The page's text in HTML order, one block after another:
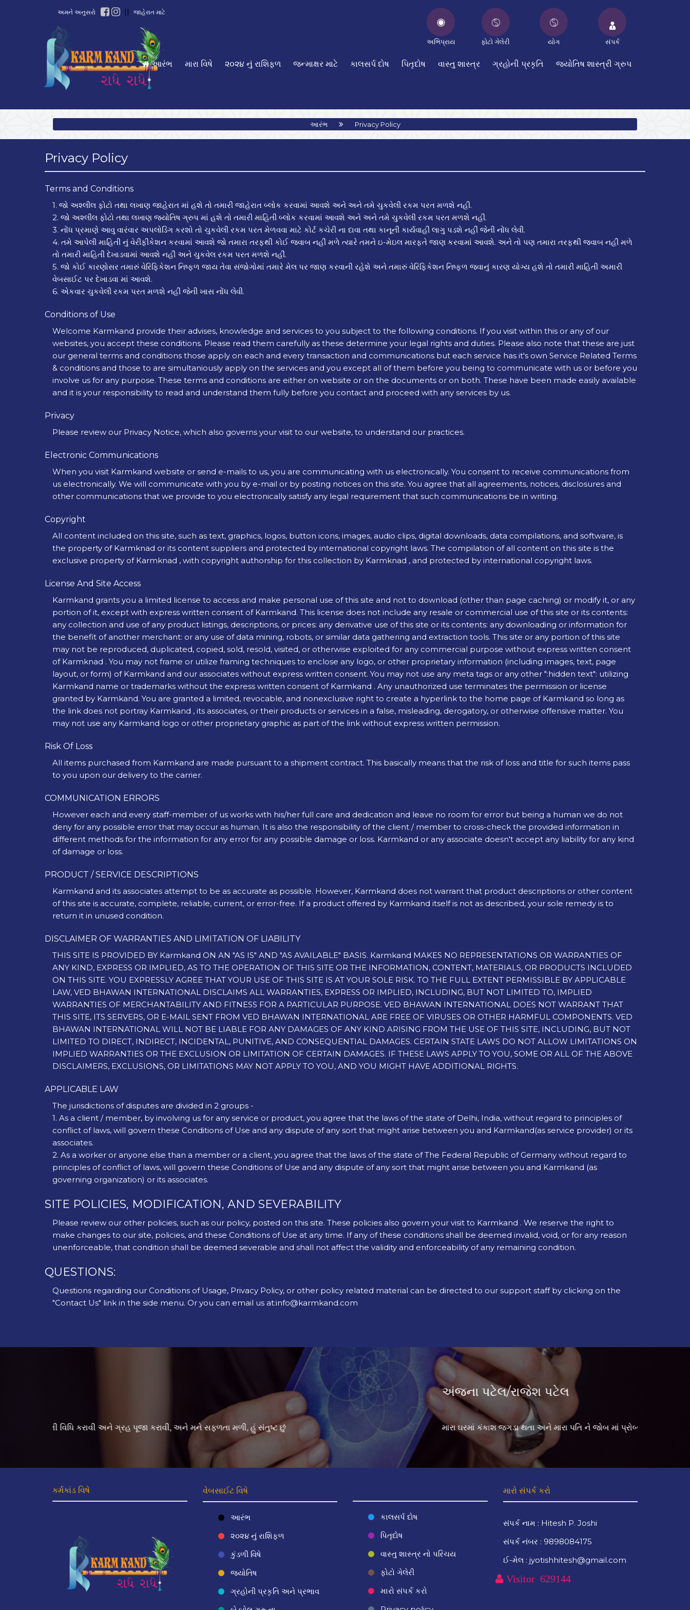
અમને અનુસરો || જાહેરાત માટે
અભિપ્રાય ફોટો ગેલેરી યોગ સંપર્ક
આરંભ મારા વિષે ૨૦૨૪ નું રાશિફળ જન્માક્ષર માટે કાલસર્પ દોષ પિતૃદોષ વાસ્તુ શાસ્ત્ર ગ્રહોની પ્રકૃતિ જયોતિષ શાસ્ત્રી ગ્રુપ
આરંભ Privacy Policy
Privacy Policy
Terms and Conditions
1. જો અશ્લીલ ફોટો તથા લખાણ જાહેરાત માં હશે તો તમારી જાહેરાત બ્લોક કરવામાં આવશે અને અને તમે ચુકવેલી રકમ પરત મળશે નહી.
2. જો અશ્લીલ ફોટો તથા લખાણ જયોતિષ ગ્રુપ માં હશે તો તમારી માહિતી બ્લોક કરવામાં આવશે અને અને તમે ચુકવેલી રકમ પરત મળશે નહી.
3. નોંધ પ્રમાણે આવુ વારંવાર અપલોડિંગ કરશો તો ચુકવેલી રકમ પરત મેળવવા માટે કોર્ટ કચેરી ના દાવા તથા કાનૂની કાર્યવાહી લાગુ પડશે નહીં જેની નોંધ લેવી.
4. તમે આપેલી માહિતી નું વેરીફીકેશન કરવામાં આવશે જો તમારા તરફથી કોઈ જવાબ નહીં મળે ત્યારે તમને ઇ-મેઇલ મારફતે જાણ કરવામાં આવશે. અને તો પણ તમારા તરફથી જવાબ નહીં મળે
તો તમારી માહિતી દેખાડવામાં આવશે નહીં અને ચુકવેલ રકમ પરત મળશે નહીં.
5. જો કોઈ કારણોસર તમારું વેરિફિકેશન નિષ્ફળ જાય તેવા સંજોગોમાં તમારે મેલ પર જાણ કરવાની રહેશે અને તમારું વેરિફિકેશન નિષ્ફળ જવાનું કારણ યોગ્ય હશે તો તમારી માહિતી અમારી
વેબસાઈટ પર દેખાડવા માં આવશે.
6. એકવાર ચુકવેલી રકમ પરત મળશે નહીં જેની ખાસ નોંધ લેવી.
Conditions of Use
Welcome Karmkand provide their advises, knowledge and services to you subject to the following conditions. If you visit within this or any of our
websites, you accept these conditions. Please read them carefully as these determine your legal rights and duties. Please also note that these are just
our general terms and conditions those apply on each and every transaction and communications but each service has it's own Service Related Terms
& conditions and those to are simultaniously apply on the services and you except all of them before you being to communicate with us or before you
involve us for any purpose. These terms and conditions are either on website or on the documents or on both. These have been made easily available
and it is your responsibility to read and understand them fully before you contact and proceed with any services by us.
Privacy
Please review our Privacy Notice, which also governs your visit to our website, to understand our practices.
Electronic Communications
When you visit Karmkand website or send e-mails to us, you are communicating with us electronically. You consent to receive communications from
us electronically. We will communicate with you by e-mail or by posting notices on this site. You agree that all agreements, notices, disclosures and
other communications that we provide to you electronically satisfy any legal requirement that such communications be in writing.
Copyright
All content included on this site, such as text, graphics, logos, button icons, images, audio clips, digital downloads, data compilations, and software, is
the property of Karmknad or its content suppliers and protected by international copyright laws. The compilation of all content on this site is the
exclusive property of Karmknad , with copyright authorship for this collection by Karmknad , and protected by international copyright laws.
License And Site Access
Karmkand grants you a limited license to access and make personal use of this site and not to download (other than page caching) or modify it, or any
portion of it, except with express written consent of Karmkand. This license does not include any resale or commercial use of this site or its contents:
any collection and use of any product listings, descriptions, or prices: any derivative use of this site or its contents: any downloading or information for
the benefit of another merchant: or any use of data mining, robots, or similar data gathering and extraction tools. This site or any portion of this site
may not be reproduced, duplicated, copied, sold, resold, visited, or otherwise exploited for any commercial purpose without express written consent
of Karmknad . You may not frame or utilize framing techniques to enclose any logo, or other proprietary information (including images, text, page
layout, or form) of Karmkand and our associates without express written consent. You may not use any meta tags or any other ":hidden text": utilizing
Karmkand name or trademarks without the express written consent of Karmkand . Any unauthorized use terminates the permission or license
granted by Karmkand. You are granted a limited, revocable, and nonexclusive right to create a hyperlink to the home page of Karmkand so long as
the link does not portray Karmkand , its associates, or their products or services in a false, misleading, derogatory, or otherwise offensive matter. You
may not use any Karmkand logo or other proprietary graphic as part of the link without express written permission.
Risk Of Loss
All items purchased from Karmkand are made pursuant to a shipment contract. This basically means that the risk of loss and title for such items pass
to you upon our delivery to the carrier.
COMMUNICATION ERRORS
However each and every staff-member of us works with his/her full care and dedication and leave no room for error but being a human we do not
deny for any possible error that may occur as human. It is also the responsibility of the client / member to cross-check the provided information in
different methods for the information for any error for any possible damage or loss. Karmkand or any associate doesn't accept any liability for any kind
of damage or loss.
PRODUCT / SERVICE DESCRIPTIONS
Karmkand and its associates attempt to be as accurate as possible. However, Karmkand does not warrant that product descriptions or other content
of this site is accurate, complete, reliable, current, or error-free. If a product offered by Karmkand itself is not as described, your sole remedy is to
return it in unused condition.
DISCLAIMER OF WARRANTIES AND LIMITATION OF LIABILITY
THIS SITE IS PROVIDED BY Karmkand ON AN "AS IS" AND "AS AVAILABLE" BASIS. Karmkand MAKES NO REPRESENTATIONS OR WARRANTIES OF
ANY KIND, EXPRESS OR IMPLIED, AS TO THE OPERATION OF THIS SITE OR THE INFORMATION, CONTENT, MATERIALS, OR PRODUCTS INCLUDED
ON THIS SITE. YOU EXPRESSLY AGREE THAT YOUR USE OF THIS SITE IS AT YOUR SOLE RISK. TO THE FULL EXTENT PERMISSIBLE BY APPLICABLE
LAW, VED BHAWAN INTERNATIONAL DISCLAIMS ALL WARRANTIES, EXPRESS OR IMPLIED, INCLUDING, BUT NOT LIMITED TO, IMPLIED
WARRANTIES OF MERCHANTABILITY AND FITNESS FOR A PARTICULAR PURPOSE. VED BHAWAN INTERNATIONAL DOES NOT WARRANT THAT
THIS SITE, ITS SERVERS, OR E-MAIL SENT FROM VED BHAWAN INTERNATIONAL ARE FREE OF VIRUSES OR OTHER HARMFUL COMPONENTS. VED
BHAWAN INTERNATIONAL WILL NOT BE LIABLE FOR ANY DAMAGES OF ANY KIND ARISING FROM THE USE OF THIS SITE, INCLUDING, BUT NOT
LIMITED TO DIRECT, INDIRECT, INCIDENTAL, PUNITIVE, AND CONSEQUENTIAL DAMAGES. CERTAIN STATE LAWS DO NOT ALLOW LIMITATIONS ON
IMPLIED WARRANTIES OR THE EXCLUSION OR LIMITATION OF CERTAIN DAMAGES. IF THESE LAWS APPLY TO YOU, SOME OR ALL OF THE ABOVE
DISCLAIMERS, EXCLUSIONS, OR LIMITATIONS MAY NOT APPLY TO YOU, AND YOU MIGHT HAVE ADDITIONAL RIGHTS.
APPLICABLE LAW
The jurisdictions of disputes are divided in 2 groups -
1. As a client / member, by involving us for any service or product, you agree that the laws of the state of Delhi, India, without regard to principles of
conflict of laws, will govern these Conditions of Use and any dispute of any sort that might arise between you and Karmkand(as service provider) or its
associates.
2. As a worker or anyone else than a member or a client, you agree that the laws of the state of The Federal Republic of Germany without regard to
principles of conflict of laws, will govern these Conditions of Use and any dispute of any sort that might arise between you and Karmkand (as
governing organization) or its associates.
SITE POLICIES, MODIFICATION, AND SEVERABILITY
Please review our other policies, such as our policy, posted on this site. These policies also govern your visit to Karmkand . We reserve the right to
make changes to our site, policies, and these Conditions of Use at any time. If any of these conditions shall be deemed invalid, void, or for any reason
unenforceable, that condition shall be deemed severable and shall not affect the validity and enforceability of any remaining condition.
QUESTIONS:
Questions regarding our Conditions of Usage, Privacy Policy, or other policy related material can be directed to our support staff by clicking on the
"Contact Us" link in the side menu. Or you can email us at:info@karmkand.com
મારા ઘરમાં કંકાશ જગડા થતા અને મારા પતિ ને જોબ માં પ્રોબ્લેમ હતો અમે તમારી પાસે પિતૃ દોષ ની વિધિ કરાવી તેમજ નંગ પહેરવાથી, અમને સફળતા મળી છે અને અમે સંતુષ્ટ છી
કર્મકાંડ વિષે વેબસાઈટ વિષે
આરંભ
૨૦૨૪ નું રાશિફળ
કુંડળી વિષે
જ્યોતિષ
ગ્રહોની પ્રકૃતિ અને પ્રભાવ
કાલસર્પ દોષ
પિતૃદોષ
વાસ્તુ શાસ્ત્ર નો પરિચય
ફોટો ગેલેરી
મારો સંપર્ક કરો
મારો સંપર્ક કરો
સંપર્ક નામ : Hitesh P. Joshi
સંપર્ક નંબર : 9898084175
ઈ-મેલ : jyotishhitesh@gmail.com
Visitor 629144